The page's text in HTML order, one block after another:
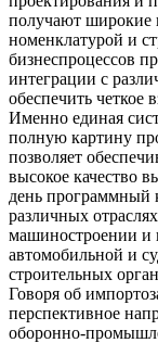
получают широкие
номенклатурой и
бизнеспроцессов
интеграции с
обеспечить четкое
Именно единая
полную картину
позволяет
высокое качество
день программный
различных
машиностроении и
автомобильной и
строительных
Говоря об
перспективное
оборонно-